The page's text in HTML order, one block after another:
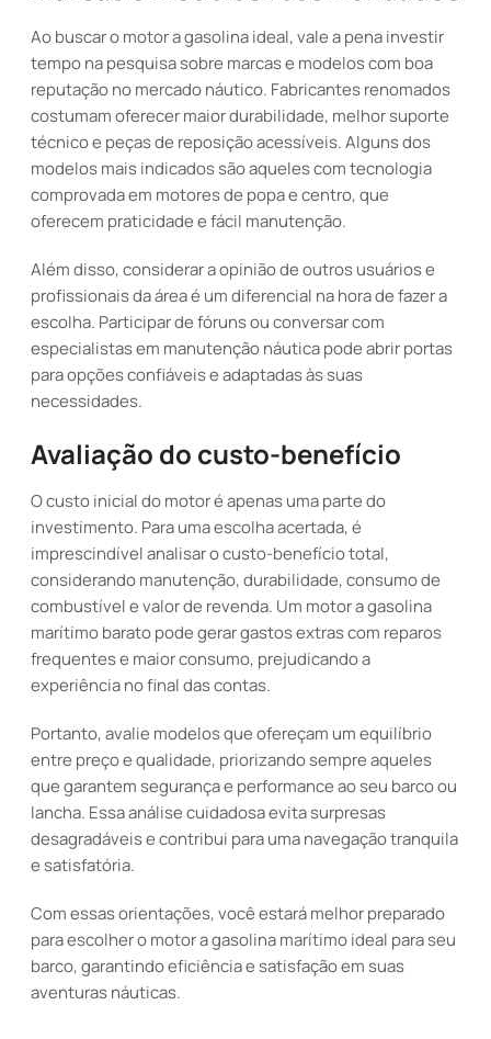
Ao buscar o motor a gasolina ideal, vale a pena investir
tempo na pesquisa sobre marcas e modelos com boa
reputação no mercado náutico. Fabricantes renomados
costumam oferecer maior durabilidade, melhor suporte
técnico e peças de reposição acessíveis. Alguns dos
modelos mais indicados são aqueles com tecnologia
comprovada em motores de popa e centro, que
oferecem praticidade e fácil manutenção.
Além disso, considerar a opinião de outros usuários e
profissionais da área é um diferencial na hora de fazer a
escolha. Participar de fóruns ou conversar com
especialistas em manutenção náutica pode abrir portas
para opções confiáveis e adaptadas às suas
necessidades.
Avaliação do custo-benefício
O custo inicial do motor é apenas uma parte do
investimento. Para uma escolha acertada, é
imprescindível analisar o custo-benefício total,
considerando manutenção, durabilidade, consumo de
combustível e valor de revenda. Um motor a gasolina
marítimo barato pode gerar gastos extras com reparos
frequentes e maior consumo, prejudicando a
experiência no final das contas.
Portanto, avalie modelos que ofereçam um equilíbrio
entre preço e qualidade, priorizando sempre aqueles
que garantem segurança e performance ao seu barco ou
lancha. Essa análise cuidadosa evita surpresas
desagradáveis e contribui para uma navegação tranquila
e satisfatória.
Com essas orientações, você estará melhor preparado
para escolher o motor a gasolina marítimo ideal para seu
barco, garantindo eficiência e satisfação em suas
aventuras náuticas.